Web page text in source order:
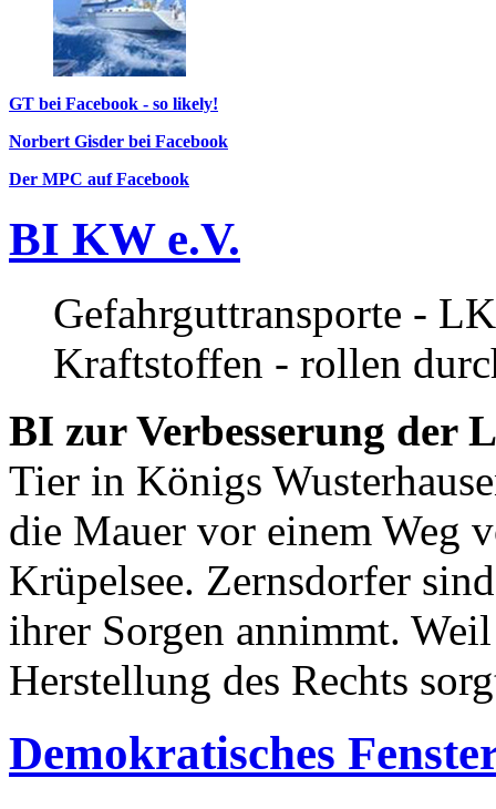
GT bei Facebook - so likely!
Norbert Gisder bei Facebook
Der MPC auf Facebook
BI KW e.V.
Gefahrguttransporte -
Kraftstoffen - rollen
BI zur Verbesserung der
Tier in Königs
die Mauer vor einem Weg
Krüpelsee. Zernsdorfer
ihrer Sorgen annimmt.
Herstellung des Rechts
Demokratisches